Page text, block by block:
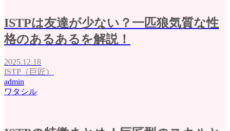
ISTPは友達が少ない？一匹狼気質な性
格のあるあるを解説！
2025.12.18
ISTP（巨匠）
admin
ワタシル